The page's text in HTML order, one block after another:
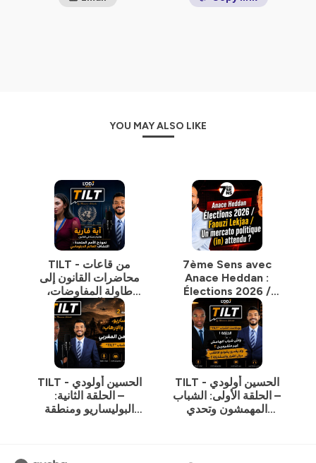
YOU MAY ALSO LIKE
TILT - من قاعات
محاضرات القانون إلى
طاولة المفاوضات،
تكتشف آية فاريا عالم
الدبلوماسية.
7ème Sens avec
Anace Heddan :
Élections 2026 /
Faouzi Lekjaa / Un
mercato politique
(in) attendu ?
TILT - الحسين أولودي
– الحلقة الثانية:
البوليساريو ومنطقة
TILT - الحسين أولودي
– الحلقة الأولى: الشباب
المهمشون وتحدي